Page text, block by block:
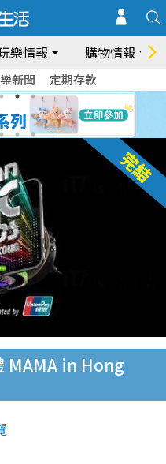
樂情報 購物情報
新聞 定期存款
MAMA in Hong